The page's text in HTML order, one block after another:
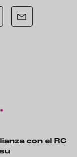
.
con el RC